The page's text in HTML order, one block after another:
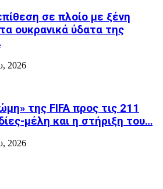
σε πλοίο με ξένη
ουκρανικά ύδατα της
2026
της FIFA προς τις 211
μέλη και η στήριξη του…
2026